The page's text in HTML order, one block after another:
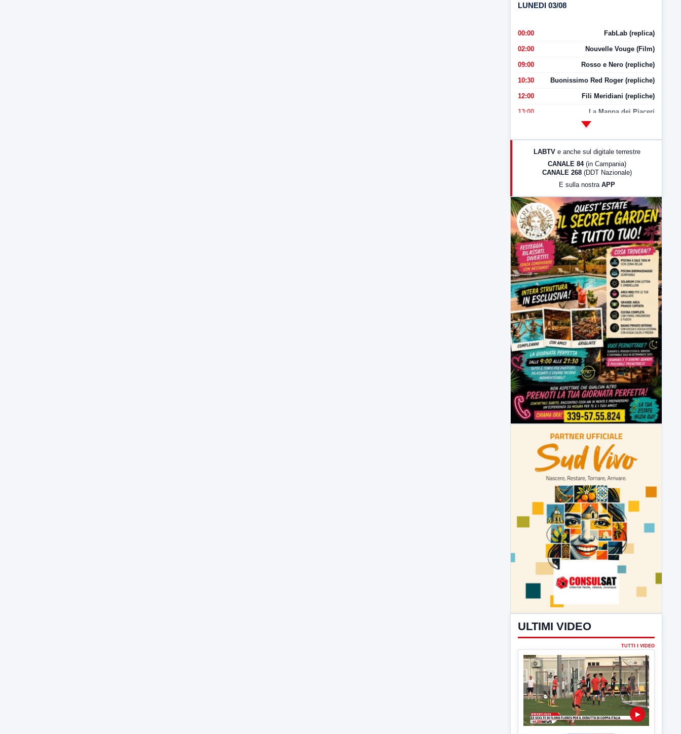
LUNEDI 03/08
00:00 FabLab (replica)
02:00 Nouvelle Vouge (Film)
09:00 Rosso e Nero (repliche)
10:30 Buonissimo Red Roger (repliche)
12:00 Fili Meridiani (repliche)
13:00 La Mappa dei Piaceri
LabNews (Diretta)
23:00 LabNews (replica)
LABTV e anche sul digitale terrestre
CANALE 84 (in Campania)
CANALE 268 (DDT Nazionale)
E sulla nostra APP
ULTIMI VIDEO
TUTTI I VIDEO
7 AGOSTO 2026 SPORT BENEVENTO
Benevento Calcio: Le scelte di
Floro Flores per il debutto di Coppa
Italia
Il Benevento è pronto al debutto di Coppa
Italia. Scelte...